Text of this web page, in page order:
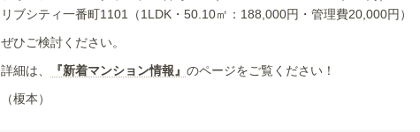
リブシティ一番町1101（1LDK・50.10㎡：188,000円・管理費20,000円）
ぜひご検討ください。
詳細は、
『新着マンション情報』 のページをご覧ください！
（榎本）